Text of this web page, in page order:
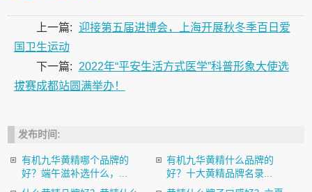
上一篇: 迎接第五届进博会，上海开展秋冬季百日爱
国卫生运动
下一篇:
2022年“平安生活方式医学”科普形象大使选
拔赛成都站圆满举办！
发布时间:
有机九华黄精哪个品牌的
好？端午滋补选什么，...
有机九华黄精什么品牌的
好？十大黄精品牌名录...